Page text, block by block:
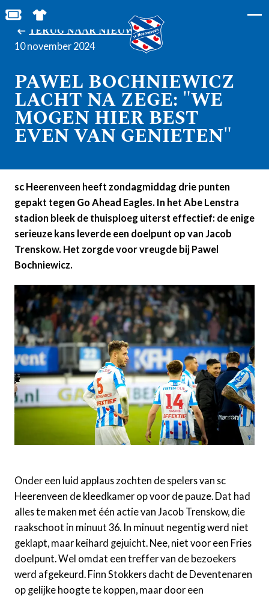
BESTEL JOUW TICKETS
SHOP IN DE FEANSTORE
TERUG NAAR NIEUWS
10 november 2024
PAWEL BOCHNIEWICZ
LACHT NA ZEGE: "WE
MOGEN HIER BEST
EVEN VAN GENIETEN"
sc Heerenveen heeft zondagmiddag drie punten
gepakt tegen Go Ahead Eagles. In het Abe Lenstra
stadion bleek de thuisploeg uiterst effectief: de enige
serieuze kans leverde een doelpunt op van Jacob
Trenskow. Het zorgde voor vreugde bij Pawel
Bochniewicz.
Onder een luid applaus zochten de spelers van sc
Heerenveen de kleedkamer op voor de pauze. Dat had
alles te maken met één actie van Jacob Trenskow, die
raakschoot in minuut 36. In minuut negentig werd niet
geklapt, maar keihard gejuicht. Nee, niet voor een Fries
doelpunt. Wel omdat een treffer van de bezoekers
werd afgekeurd. Finn Stokkers dacht de Deventenaren
op gelijke hoogte te koppen, maar door een